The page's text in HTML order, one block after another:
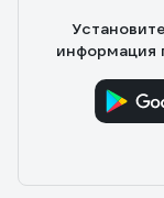
информация